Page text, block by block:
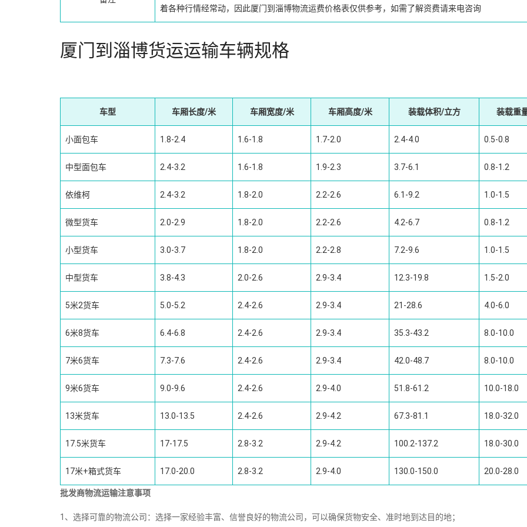
着各种行情经常动，因此厦门到淄博物流运费价格表仅供参考，如需了解资费请来电咨询
厦门到淄博货运运输车辆规格
车型 车厢长度/米 车厢宽度/米 车厢高度/米 装载体积/立方 装载重
小面包车 1.8-2.4 1.6-1.8 1.7-2.0 2.4-4.0 0.5-0.8
中型面包车 2.4-3.2 1.6-1.8 1.9-2.3 3.7-6.1 0.8-1.2
依维柯 2.4-3.2 1.8-2.0 2.2-2.6 6.1-9.2 1.0-1.5
微型货车 2.0-2.9 1.8-2.0 2.2-2.6 4.2-6.7 0.8-1.2
小型货车 3.0-3.7 1.8-2.0 2.2-2.8 7.2-9.6 1.0-1.5
中型货车 3.8-4.3 2.0-2.6 2.9-3.4 12.3-19.8 1.5-2.0
5米2货车 5.0-5.2 2.4-2.6 2.9-3.4 21-28.6 4.0-6.0
6米8货车 6.4-6.8 2.4-2.6 2.9-3.4 35.3-43.2 8.0-10.0
7米6货车 7.3-7.6 2.4-2.6 2.9-3.4 42.0-48.7 8.0-10.0
9米6货车 9.0-9.6 2.4-2.6 2.9-4.0 51.8-61.2 10.0-18.0
13米货车 13.0-13.5 2.4-2.6 2.9-4.2 67.3-81.1 18.0-32.0
17.5米货车 17-17.5 2.8-3.2 2.9-4.2 100.2-137.2 18.0-30.0
17米+箱式货车 17.0-20.0 2.8-3.2 2.9-4.0 130.0-150.0 20.0-28.0
批发商物流运输注意事项
1、选择可靠的物流公司：选择一家经验丰富、信誉良好的物流公司，可以确保货物安全、准时地到达目的地；